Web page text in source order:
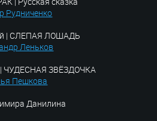
Рудниченко
| СЛЕПАЯ ЛОШАДЬ
Леньков
| ЧУДЕСНАЯ ЗВЁЗДОЧКА
Пешкова
Данилина